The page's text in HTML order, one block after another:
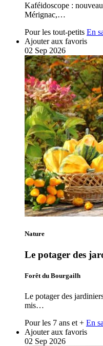
Kaféidoscope :
Mérignac,…
Pour les tout-petits En
Ajouter aux favoris
02 Sep 2026
Nature
Le potager des
Forêt du Bourgailh
Le potager des
mis…
Pour les 7 ans et + En
Ajouter aux favoris
02 Sep 2026